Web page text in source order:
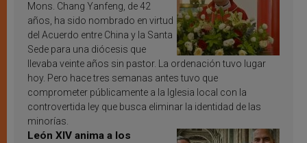
Mons. Chang Yanfeng, de 42
años, ha sido nombrado en virtud
del Acuerdo entre China y la Santa
Sede para una diócesis que
llevaba veinte años sin pastor. La ordenación tuvo lugar
hoy. Pero hace tres semanas antes tuvo que
comprometer públicamente a la Iglesia local con la
controvertida ley que busca eliminar la identidad de las
minorías.
León XIV anima a los